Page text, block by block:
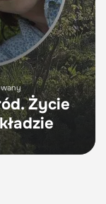
Życie